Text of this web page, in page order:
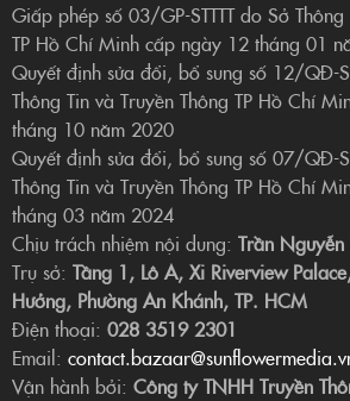
Giấp phép số 03/GP-STTTT do Sở Thông
TP Hồ Chí Minh cấp ngày 12 tháng 01
Quyết định sửa đổi, bổ sung số 12/QĐ-
Thông Tin và Truyền Thông TP Hồ Chí
tháng 10 năm 2020
Quyết định sửa đổi, bổ sung số 07/QĐ-
Thông Tin và Truyền Thông TP Hồ Chí
tháng 03 năm 2024
Chịu trách nhiệm nội dung: Trần Nguyễn
Trụ sở: Tầng 1, Lô A, Xi Riverview
Hưởng, Phường An Khánh, TP. HCM
Điện thoại: 028 3519 2301
Email:
Vận hành bởi: Công ty TNHH Truyền